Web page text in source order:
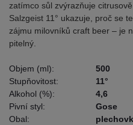
zatímco sůl zvýrazňuje
Salzgeist 11° ukazuje, proč se
zájmu milovníků craft beer – je
pitelný.
Objem (ml):
500
Stupňovitost:
11°
Alkohol (%):
4,6
Pivní styl:
Gose
Obal: